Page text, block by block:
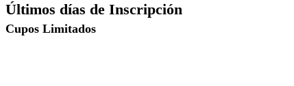
Últimos días de Inscripción
Cupos Limitados